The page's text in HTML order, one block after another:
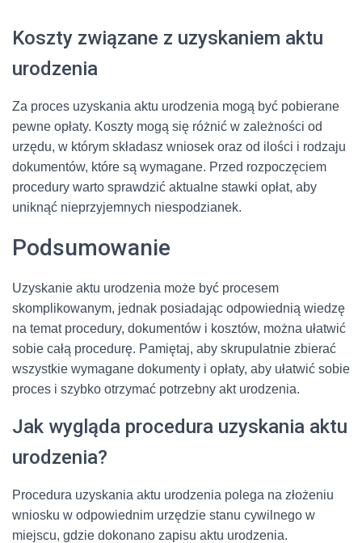
Koszty związane z uzyskaniem aktu
urodzenia
Za proces uzyskania aktu urodzenia mogą być pobierane
pewne opłaty. Koszty mogą się różnić w zależności od
urzędu, w którym składasz wniosek oraz od ilości i rodzaju
dokumentów, które są wymagane. Przed rozpoczęciem
procedury warto sprawdzić aktualne stawki opłat, aby
uniknąć nieprzyjemnych niespodzianek.
Podsumowanie
Uzyskanie aktu urodzenia może być procesem
skomplikowanym, jednak posiadając odpowiednią wiedzę
na temat procedury, dokumentów i kosztów, można ułatwić
sobie całą procedurę. Pamiętaj, aby skrupulatnie zbierać
wszystkie wymagane dokumenty i opłaty, aby ułatwić sobie
proces i szybko otrzymać potrzebny akt urodzenia.
Jak wygląda procedura uzyskania aktu
urodzenia?
Procedura uzyskania aktu urodzenia polega na złożeniu
wniosku w odpowiednim urzędzie stanu cywilnego w
miejscu, gdzie dokonano zapisu aktu urodzenia.